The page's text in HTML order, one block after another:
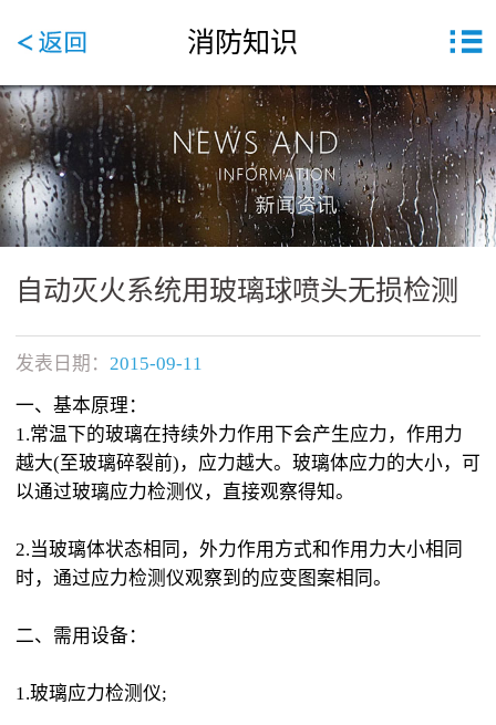
消防知识
自动灭火系统用玻璃球喷头无损检测
发表日期： 2015-09-11
一、基本原理：
1.常温下的玻璃在持续外力作用下会产生应力，作用力
越大(至玻璃碎裂前)，应力越大。玻璃体应力的大小，可
以通过玻璃应力检测仪，直接观察得知。
2.当玻璃体状态相同，外力作用方式和作用力大小相同
时，通过应力检测仪观察到的应变图案相同。
二、需用设备：
1.玻璃应力检测仪;